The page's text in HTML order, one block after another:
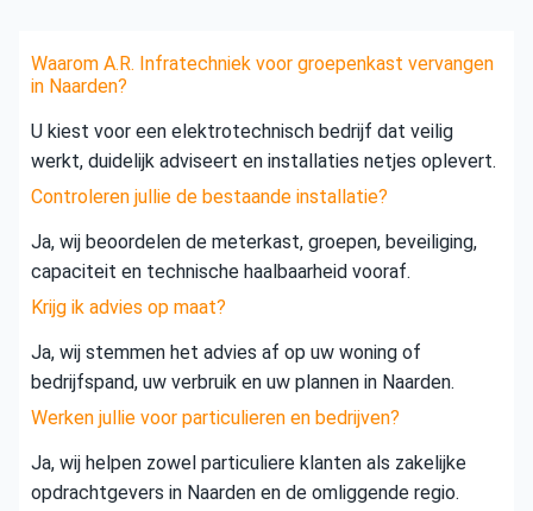
Waarom A.R. Infratechniek voor groepenkast vervangen
in Naarden?
U kiest voor een elektrotechnisch bedrijf dat veilig
werkt, duidelijk adviseert en installaties netjes oplevert.
Controleren jullie de bestaande installatie?
Ja, wij beoordelen de meterkast, groepen, beveiliging,
capaciteit en technische haalbaarheid vooraf.
Krijg ik advies op maat?
Ja, wij stemmen het advies af op uw woning of
bedrijfspand, uw verbruik en uw plannen in Naarden.
Werken jullie voor particulieren en bedrijven?
Ja, wij helpen zowel particuliere klanten als zakelijke
opdrachtgevers in Naarden en de omliggende regio.